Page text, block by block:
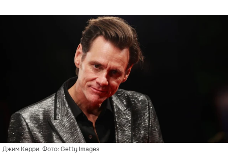
Джим Керри. Фото: Getty Images